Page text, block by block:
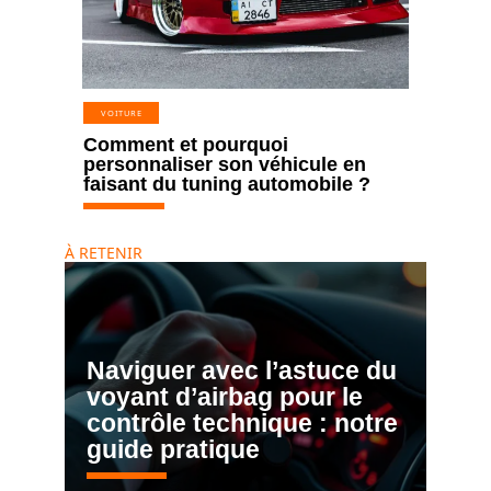
VOITURE
Comment et pourquoi
personnaliser son véhicule en
faisant du tuning automobile ?
À RETENIR
Naviguer avec l’astuce du
voyant d’airbag pour le
contrôle technique : notre
guide pratique